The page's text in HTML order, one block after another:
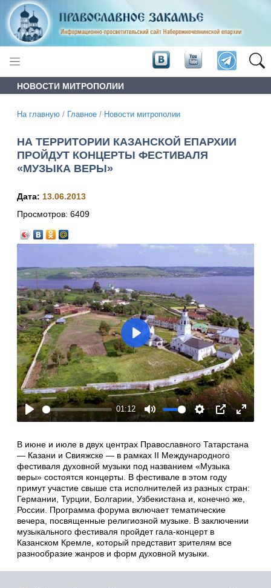
НОВОСТИ МИТРОПОЛИИ
На главную / Главное / Новости митрополии
НА ТЕРРИТОРИИ КАЗАНСКОЙ ЕПАРХИИ
ПРОЙДУТ КОНЦЕРТЫ ФЕСТИВАЛЯ
«МУЗЫКА ВЕРЫ»
Play
01:12
Mute Settings
PIP
Enter
Play
Дата: 13.06.2013
Просмотров: 6409
В июне и июле в двух центрах Православного Татарстана
— Казани и Свияжске — в рамках II Международного
фестиваля духовной музыки под названием «Музыка
веры» состоятся концерты. В фестивале в этом году
примут участие свыше ста исполнителей из разных стран:
Германии, Турции, Болгарии, Узбекистана и, конечно же,
России. Программа форума включает тематические
вечера, посвященные религиозной музыке. В заключении
музыкального фестиваля пройдет гала-концерт в
Казанском Кремле, который представит зрителям все
разнообразие жанров и форм духовной музыки.